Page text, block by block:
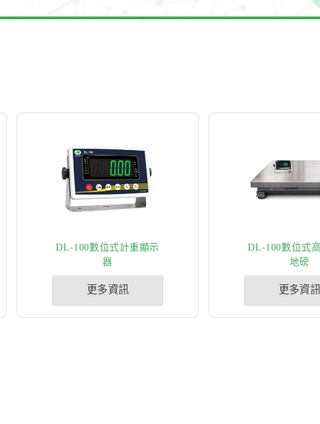
DL-100數位式計重顯示
器
更多資訊
DL-100數位式
地磅
更多資訊